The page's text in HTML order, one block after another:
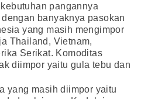
pangannya
banyaknya pasokan
yang masih mengimpor
Thailand, Vietnam,
Serikat. Komoditas
diimpor yaitu gula tebu dan
yang masih diimpor yaitu